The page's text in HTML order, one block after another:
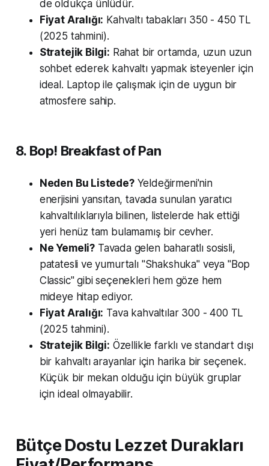
de oldukça ünlüdür.
Fiyat Aralığı: Kahvaltı tabakları 350 - 450 TL
(2025 tahmini).
Stratejik Bilgi: Rahat bir ortamda, uzun uzun
sohbet ederek kahvaltı yapmak isteyenler için
ideal. Laptop ile çalışmak için de uygun bir
atmosfere sahip.
8. Bop! Breakfast of Pan
Neden Bu Listede?Yeldeğirmeni'nin
enerjisini yansıtan, tavada sunulan yaratıcı
kahvaltılıklarıyla bilinen, listelerde hak ettiği
yeri henüz tam bulamamış bir cevher.
Ne Yemeli? Tavada gelen baharatlı sosisli,
patatesli ve yumurtalı "Shakshuka" veya "Bop
Classic" gibi seçenekleri hem göze hem
mideye hitap ediyor.
Fiyat Aralığı: Tava kahvaltılar 300 - 400 TL
(2025 tahmini).
Stratejik Bilgi: Özellikle farklı ve standart dışı
bir kahvaltı arayanlar için harika bir seçenek.
Küçük bir mekan olduğu için büyük gruplar
için ideal olmayabilir.
Bütçe Dostu Lezzet Durakları